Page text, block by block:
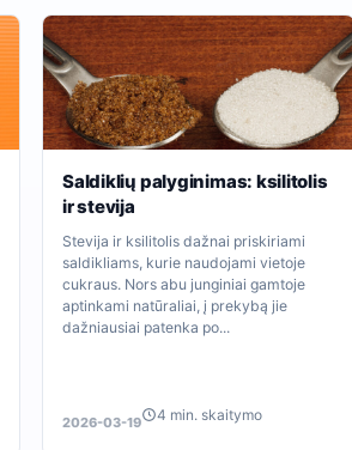
Saldiklių palyginimas: ksilitolis
ir stevija
Stevija ir ksilitolis dažnai priskiriami
saldikliams, kurie naudojami vietoje
cukraus. Nors abu junginiai gamtoje
aptinkami natūraliai, į prekybą jie
dažniausiai patenka po...
2026-03-19 4 min. skaitymo